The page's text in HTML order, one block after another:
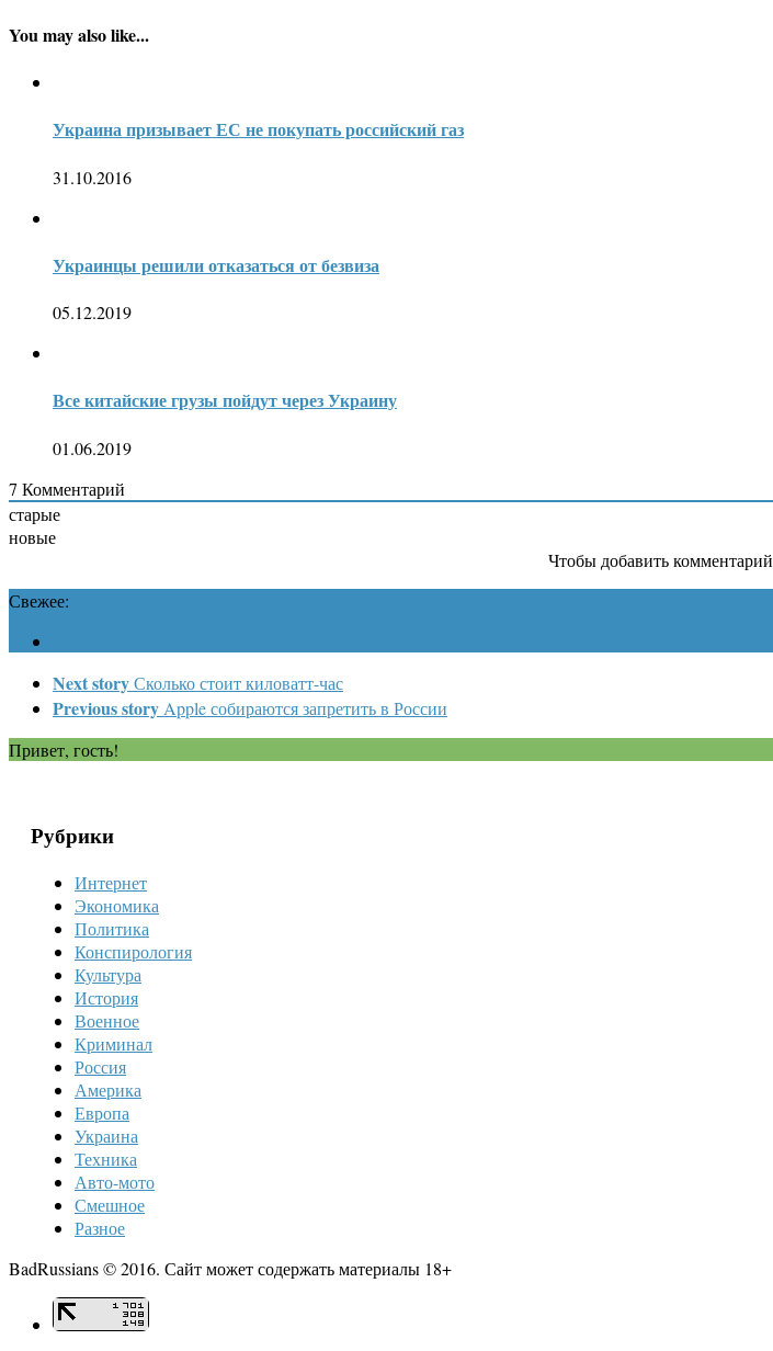
You may also like...
Украина призывает ЕС не покупать российский газ
31.10.2016
Украинцы решили отказаться от безвиза
05.12.2019
Все китайские грузы пойдут через Украину
01.06.2019
7 Комментарий
старые
новые
Чтобы добавить
Свежее:
Next storyСколько стоит киловатт-час
Previous story Apple собираются запретить в России
Привет, гость!
Рубрики
Интернет
Экономика
Политика
Конспирология
Культура
История
Военное
Криминал
Россия
Америка
Европа
Украина
Техника
Авто-мото
Смешное
Разное
BadRussians © 2016. Сайт может содержать материалы 18+